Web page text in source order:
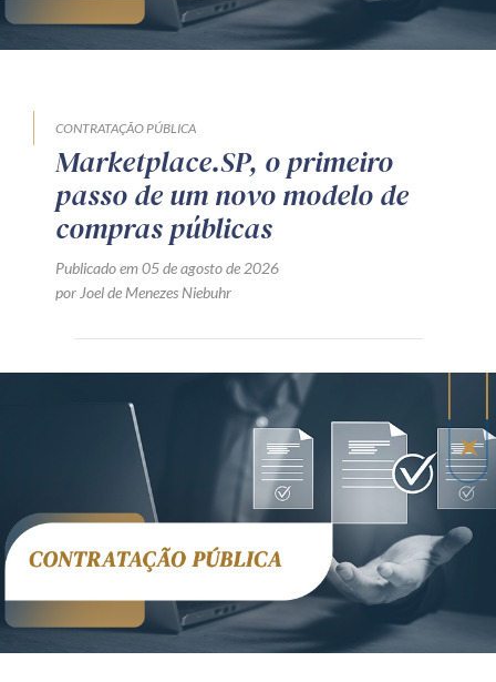
CONTRATAÇÃO PÚBLICA
Marketplace.SP, o primeiro
passo de um novo modelo de
compras públicas
Publicado em 05 de agosto de 2026
por Joel de Menezes Niebuhr